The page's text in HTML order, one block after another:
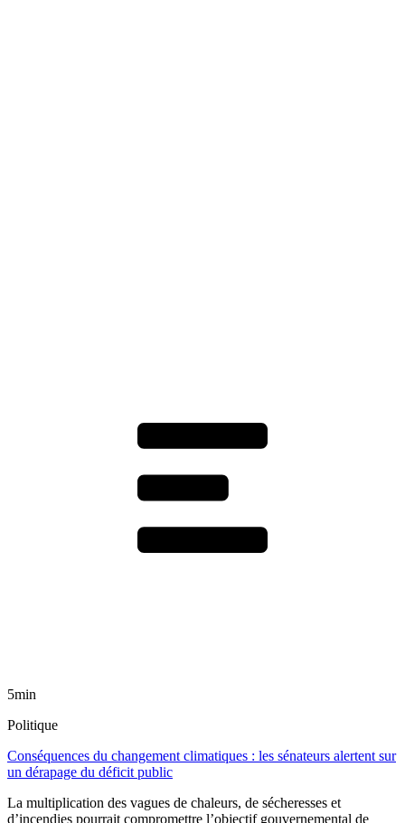
5min
Politique
Conséquences du changement climatiques : les sénateurs alertent sur
un dérapage du déficit public
La multiplication des vagues de chaleurs, de sécheresses et
d’incendies pourrait compromettre l’objectif gouvernemental de